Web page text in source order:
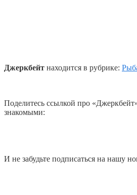
Джеркбейт находится в рубрике:
Поделитесь ссылкой про
знакомыми:
И не забудьте подписаться на нашу